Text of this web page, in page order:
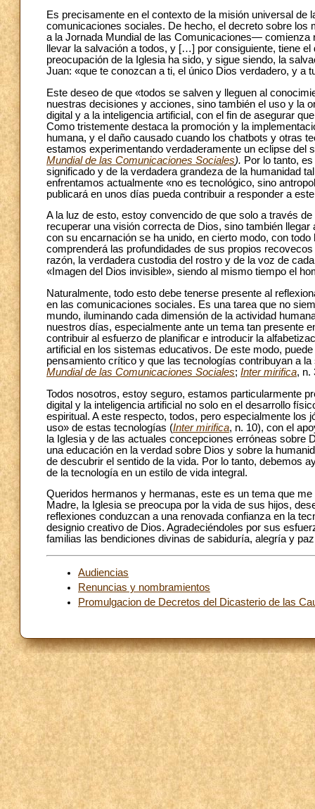
Es precisamente en el contexto de la misión universal
comunicaciones sociales. De hecho, el decreto sobre
a la Jornada Mundial de las Comunicaciones— comienza
llevar la salvación a todos, y […] por consiguiente, tiene
preocupación de la Iglesia ha sido, y sigue siendo, la
Juan: «que te conozcan a ti, el único Dios verdadero, y a
Este deseo de que «todos se salven y lleguen al
nuestras decisiones y acciones, sino también el uso y la
digital y a la inteligencia artificial, con el fin de asegurar
Como tristemente destaca la promoción y la
humana, y el daño causado cuando los chatbots y otras
estamos experimentando verdaderamente un eclipse del
Mundial de las Comunicaciones Sociales). Por lo tanto,
significado y de la verdadera grandeza de la humanidad
enfrentamos actualmente «no es tecnológico, sino
publicará en unos días pueda contribuir a responder a
A la luz de esto, estoy convencido de que solo a través
recuperar una visión correcta de Dios, sino también
con su encarnación se ha unido, en cierto modo, con todo
comprenderá las profundidades de sus propios
razón, la verdadera custodia del rostro y de la voz de
«Imagen del Dios invisible», siendo al mismo tiempo el
Naturalmente, todo esto debe tenerse presente al
en las comunicaciones sociales. Es una tarea que no
mundo, iluminando cada dimensión de la actividad
nuestros días, especialmente ante un tema tan presente
contribuir al esfuerzo de planificar e introducir la
artificial en los sistemas educativos. De este modo,
pensamiento crítico y que las tecnologías contribuyan a
Mundial de las Comunicaciones Sociales; Inter mirifica, n.
Todos nosotros, estoy seguro, estamos particularmente
digital y la inteligencia artificial no solo en el desarrollo
espiritual. A este respecto, todos, pero especialmente
uso» de estas tecnologías (Inter mirifica, n. 10), con el
la Iglesia y de las actuales concepciones erróneas sobre
una educación en la verdad sobre Dios y sobre la
de descubrir el sentido de la vida. Por lo tanto, debemos
de la tecnología en un estilo de vida integral.
Queridos hermanos y hermanas, este es un tema que
Madre, la Iglesia se preocupa por la vida de sus hijos,
reflexiones conduzcan a una renovada confianza en la
designio creativo de Dios. Agradeciéndoles por sus
familias las bendiciones divinas de sabiduría, alegría y
Audiencias
Renuncias y nombramientos
Promulgacion de Decretos del Dicasterio de las